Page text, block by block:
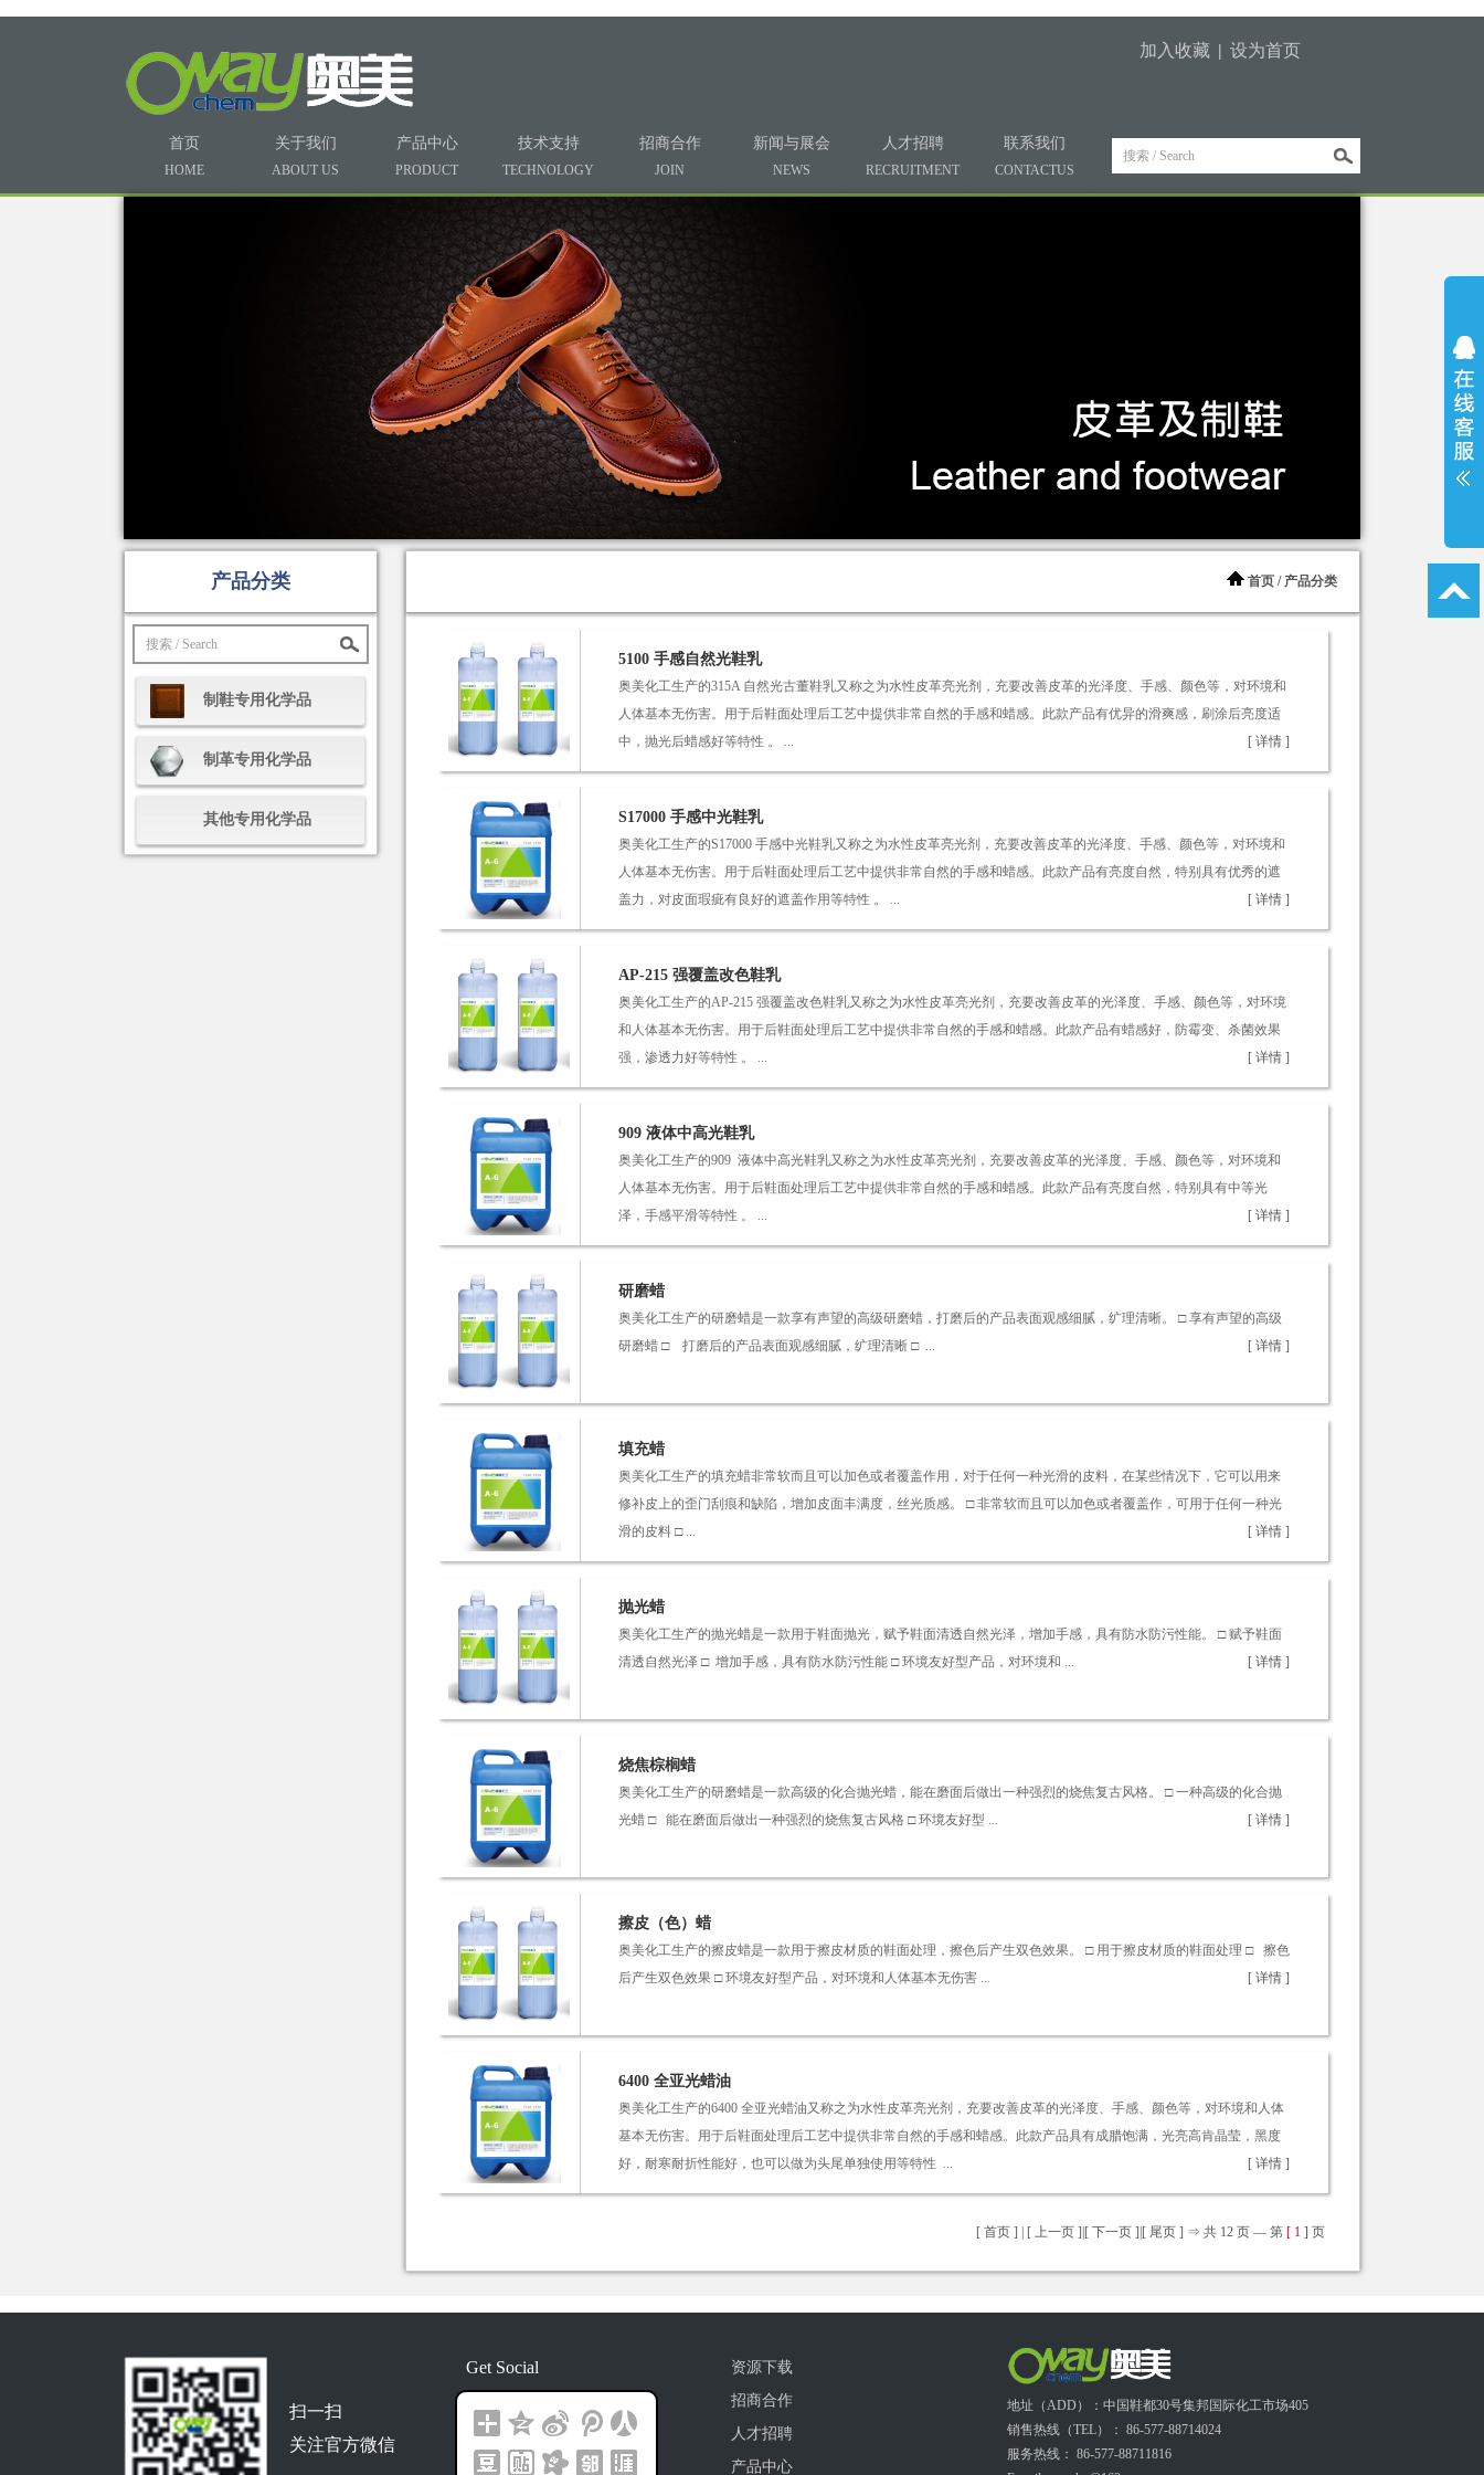
加入收藏 | 设为首页
首页
HOME
关于我们
ABOUT US
产品中心
PRODUCT
技术支持
TECHNOLOGY
招商合作
JOIN
新闻与展会
NEWS
人才招聘
RECRUITMENT
联系我们
CONTACTUS
产品分类
制鞋专用化学品
制革专用化学品
其他专用化学品
首页 / 产品分类
5100 手感自然光鞋乳
奥美化工生产的315A 自然光古董鞋乳又称之为水性皮革亮光剂，充要改善皮革的光泽度、手感、颜色等，对环境和
人体基本无伤害。用于后鞋面处理后工艺中提供非常自然的手感和蜡感。此款产品有优异的滑爽感，刷涂后亮度适
中，抛光后蜡感好等特性 。 ...
[ 详情 ]
S17000 手感中光鞋乳
奥美化工生产的S17000 手感中光鞋乳又称之为水性皮革亮光剂，充要改善皮革的光泽度、手感、颜色等，对环境和
人体基本无伤害。用于后鞋面处理后工艺中提供非常自然的手感和蜡感。此款产品有亮度自然，特别具有优秀的遮
盖力，对皮面瑕疵有良好的遮盖作用等特性 。 ...
[ 详情 ]
AP-215 强覆盖改色鞋乳
奥美化工生产的AP-215 强覆盖改色鞋乳又称之为水性皮革亮光剂，充要改善皮革的光泽度、手感、颜色等，对环境
和人体基本无伤害。用于后鞋面处理后工艺中提供非常自然的手感和蜡感。此款产品有蜡感好，防霉变、杀菌效果
强，渗透力好等特性 。 ...
[ 详情 ]
909 液体中高光鞋乳
奥美化工生产的909 液体中高光鞋乳又称之为水性皮革亮光剂，充要改善皮革的光泽度、手感、颜色等，对环境和
人体基本无伤害。用于后鞋面处理后工艺中提供非常自然的手感和蜡感。此款产品有亮度自然，特别具有中等光
泽，手感平滑等特性 。 ...
[ 详情 ]
研磨蜡
奥美化工生产的研磨蜡是一款享有声望的高级研磨蜡，打磨后的产品表面观感细腻，纩理清晰。 □ 享有声望的高级
研磨蜡 □ 打磨后的产品表面观感细腻，纩理清晰 □ ...
[ 详情 ]
填充蜡
奥美化工生产的填充蜡非常软而且可以加色或者覆盖作用，对于任何一种光滑的皮料，在某些情况下，它可以用来
修补皮上的歪门刮痕和缺陷，增加皮面丰满度，丝光质感。 □ 非常软而且可以加色或者覆盖作，可用于任何一种光
滑的皮料 □ ...
[ 详情 ]
抛光蜡
奥美化工生产的抛光蜡是一款用于鞋面抛光，赋予鞋面清透自然光泽，增加手感，具有防水防污性能。 □ 赋予鞋面
清透自然光泽 □ 增加手感，具有防水防污性能 □ 环境友好型产品，对环境和 ...
[ 详情 ]
烧焦棕榈蜡
奥美化工生产的研磨蜡是一款高级的化合抛光蜡，能在磨面后做出一种强烈的烧焦复古风格。 □ 一种高级的化合抛
光蜡 □ 能在磨面后做出一种强烈的烧焦复古风格 □ 环境友好型 ...
[ 详情 ]
擦皮（色）蜡
奥美化工生产的擦皮蜡是一款用于擦皮材质的鞋面处理，擦色后产生双色效果。 □ 用于擦皮材质的鞋面处理 □ 擦色
后产生双色效果 □ 环境友好型产品，对环境和人体基本无伤害 ...
[ 详情 ]
6400 全亚光蜡油
奥美化工生产的6400 全亚光蜡油又称之为水性皮革亮光剂，充要改善皮革的光泽度、手感、颜色等，对环境和人体
基本无伤害。用于后鞋面处理后工艺中提供非常自然的手感和蜡感。此款产品具有成腊饱满，光亮高肯晶莹，黑度
好，耐寒耐折性能好，也可以做为头尾单独使用等特性 ...
[ 详情 ]
[ 首页 ] | [ 上一页 ]| [ 下一页 ] [ 尾页 ] ⇒ 共 12 页 — 第 [ 1 ] 页
扫一扫
关注官方微信
Get Social
资源下载
招商合作
人才招聘
产品中心
地址（ADD）：中国鞋都30号集邦国际化工市场405
销售热线（TEL）： 86-577-88714024
服务热线： 86-577-88711816